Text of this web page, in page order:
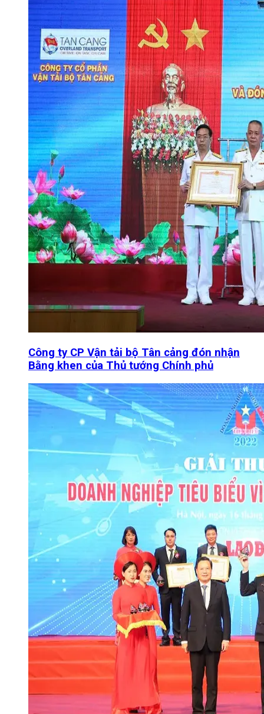
Công ty CP Vận tải bộ Tân cảng đón nhận
Bằng khen của Thủ tướng Chính phủ